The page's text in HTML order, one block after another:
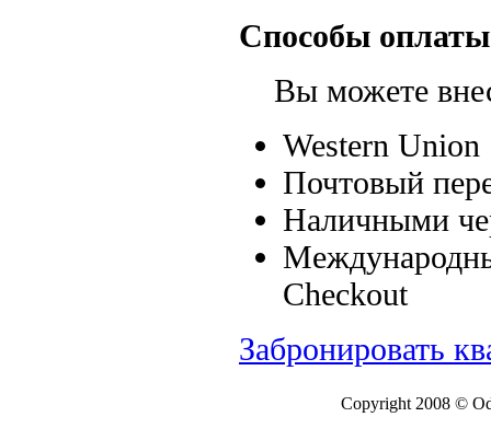
Способы оплаты
Вы можете
Western Union
Почтовый
Наличными
Checkout
Забронировать
Copyright 2008 ©